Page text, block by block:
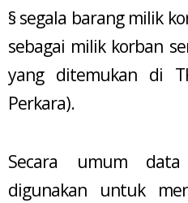
§ segala barang milik
sebagai milik korban
yang ditemukan di
Perkara).
Secara umum
digunakan untuk